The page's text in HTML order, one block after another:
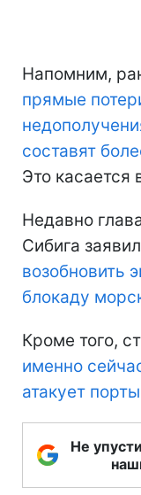
Напомним,
прямые
составят
Это касается
Недавно
Сибига
возобновить
блокаду
Кроме того,
именно
атакует
Не